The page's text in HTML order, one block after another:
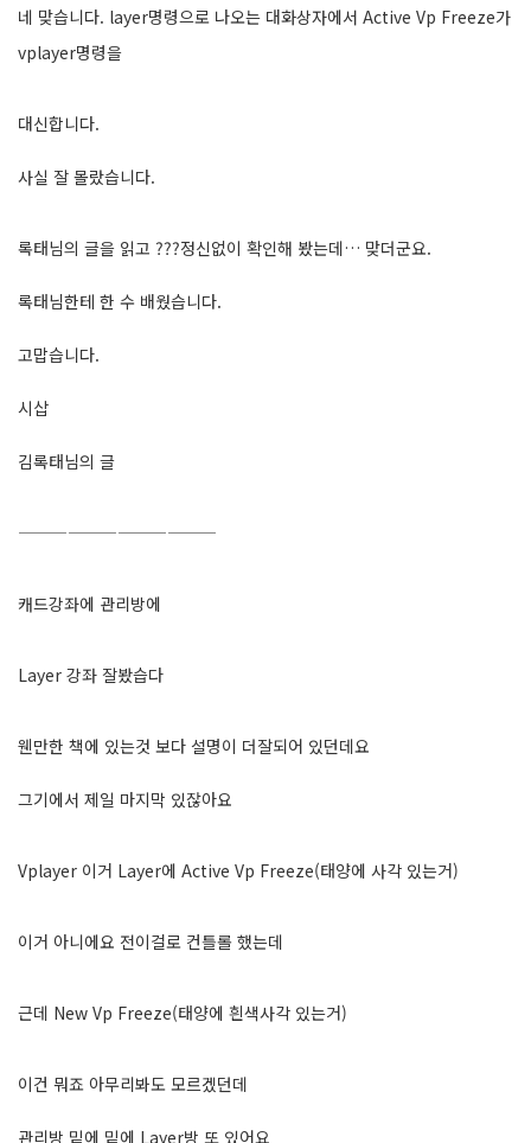
네 맞습니다. layer명령으로 나오는 대화상자에서 Active Vp Freeze가
vplayer명령을
대신합니다.
사실 잘 몰랐습니다.
록태님의 글을 읽고 ???정신없이 확인해 봤는데… 맞더군요.
록태님한테 한 수 배웠습니다.
고맙습니다.
시삽
김록태님의 글
————————————
캐드강좌에 관리방에
Layer 강좌 잘봤습다
웬만한 책에 있는것 보다 설명이 더잘되어 있던데요
그기에서 제일 마지막 있잖아요
Vplayer 이거 Layer에 Active Vp Freeze(태양에 사각 있는거)
이거 아니에요 전이걸로 컨틀롤 했는데
근데 New Vp Freeze(태양에 흰색사각 있는거)
이건 뭐죠 아무리봐도 모르겠던데
관리방 밑에 밑에 Layer방 또 있어요